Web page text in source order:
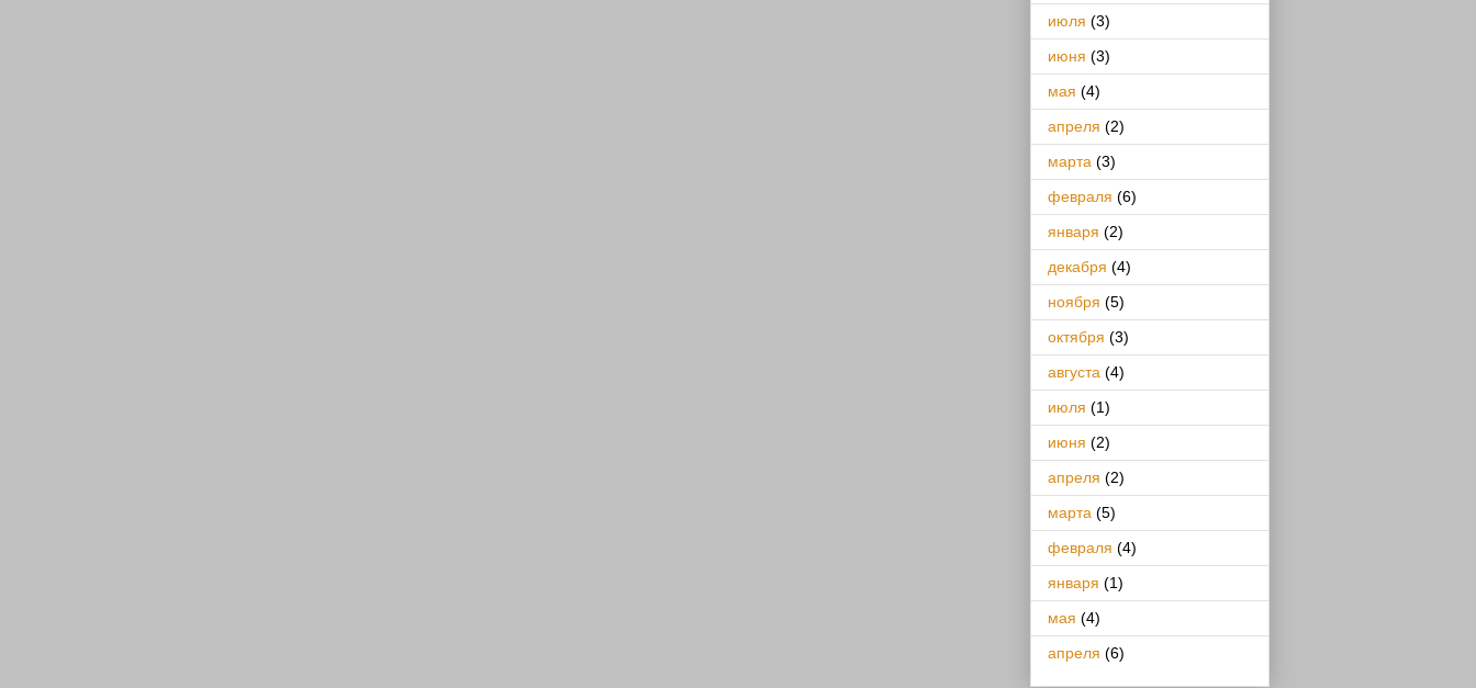
июля (3)
июня (3)
мая (4)
апреля (2)
марта (3)
февраля (6)
января (2)
декабря (4)
ноября (5)
октября (3)
августа (4)
июля (1)
июня (2)
апреля (2)
марта (5)
февраля (4)
января (1)
мая (4)
апреля (6)